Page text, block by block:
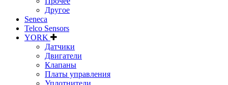
Другое
Seneca
Telco Sensors
YORK
Датчики
Двигатели
Клапаны
Платы управления
Уплотнители